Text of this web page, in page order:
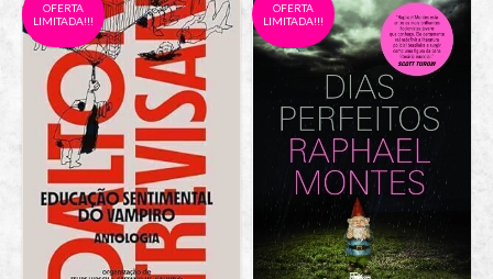
OFERTA
LIMITADA!!!
OFERTA
LIMITADA!!!